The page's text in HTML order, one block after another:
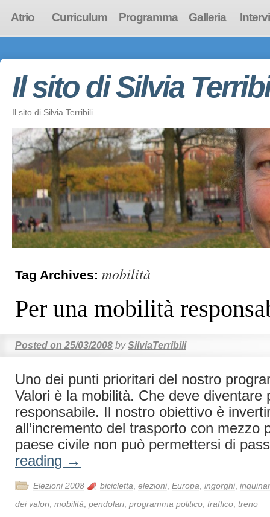
Atrio Curriculum Programma Galleria
Il sito di Silvia
Il sito di Silvia Terribili
Tag Archives: mobilità
Per una mobilità
Posted on 25/03/2008 by SilviaTerribili
Uno dei punti prioritari del nostro
Valori è la mobilità. Che deve diventare
responsabile. Il nostro obiettivo è
all’incremento del trasporto con mezzo
paese civile non può permettersi di
reading →
Elezioni 2008 bicicletta elezioni, Europa ingorghi,
dei valori, mobilità pendolari, programma politico traffico treno